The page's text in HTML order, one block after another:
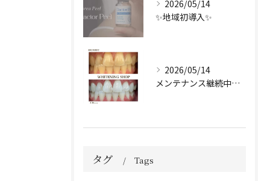
2026/05/14
✨地域初導入✨
2026/05/14
メンテナンス継続中のお客様🤍
タグ Tags